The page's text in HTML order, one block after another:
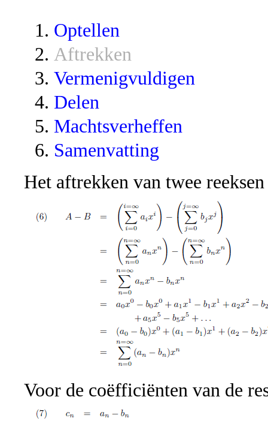
Optellen
Aftrekken
Vermenigvuldigen
Delen
Machtsverheffen
Samenvatting
Het aftrekken van twee
Voor de coëfficiënten van de